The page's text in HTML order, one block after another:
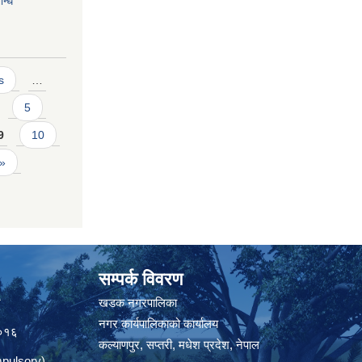
…
5
10
सम्पर्क विवरण
खडक नगरपालिका
नगर कार्यपालिकाको कार्यालय
कल्याणपुर, सप्तरी, मधेश प्रदेश, नेपाल